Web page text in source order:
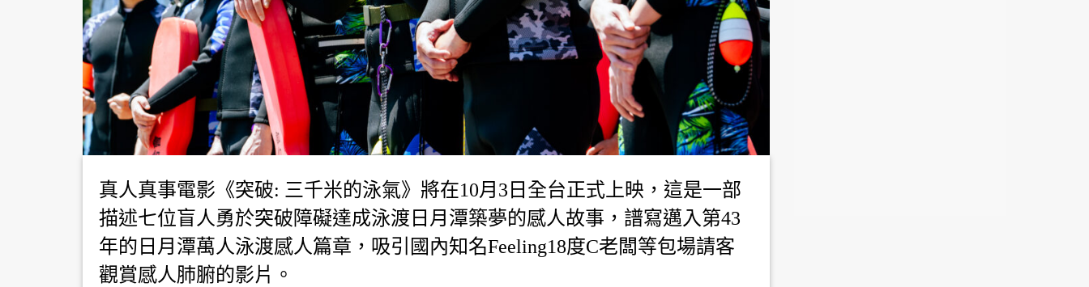
真人真事電影《突破: 三千米的泳氣》將在10月3日全台正式上映，這是一部
描述七位盲人勇於突破障礙達成泳渡日月潭築夢的感人故事，譜寫邁入第43
年的日月潭萬人泳渡感人篇章，吸引國內知名Feeling18度C老闆等包場請客
觀賞感人肺腑的影片。